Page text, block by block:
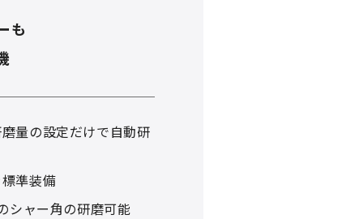
も
量の設定だけで自動研
準装備
シャー角の研磨可能